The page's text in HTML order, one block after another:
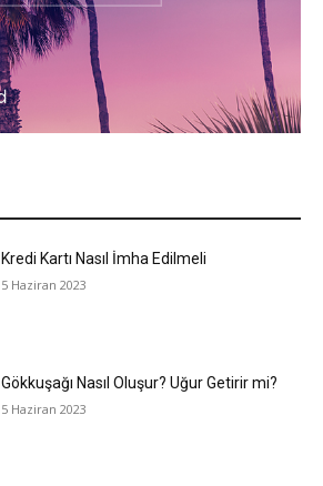
Kredi Kartı Nasıl İmha Edilmeli
5 Haziran 2023
Gökkuşağı Nasıl Oluşur? Uğur Getirir mi?
5 Haziran 2023